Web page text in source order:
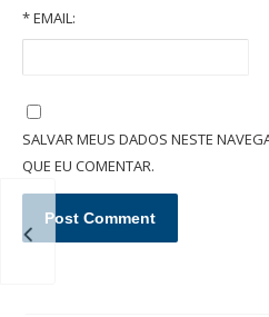
*EMAIL:
SALVAR MEUS DADOS NESTE
QUE EU COMENTAR.